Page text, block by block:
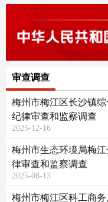
审查调查
梅州市梅江区长沙镇
纪律审查和监察调查
2025-12-16
梅州市生态环境局梅
律审查和监察调查
2025-08-13
梅州市梅江区科工商